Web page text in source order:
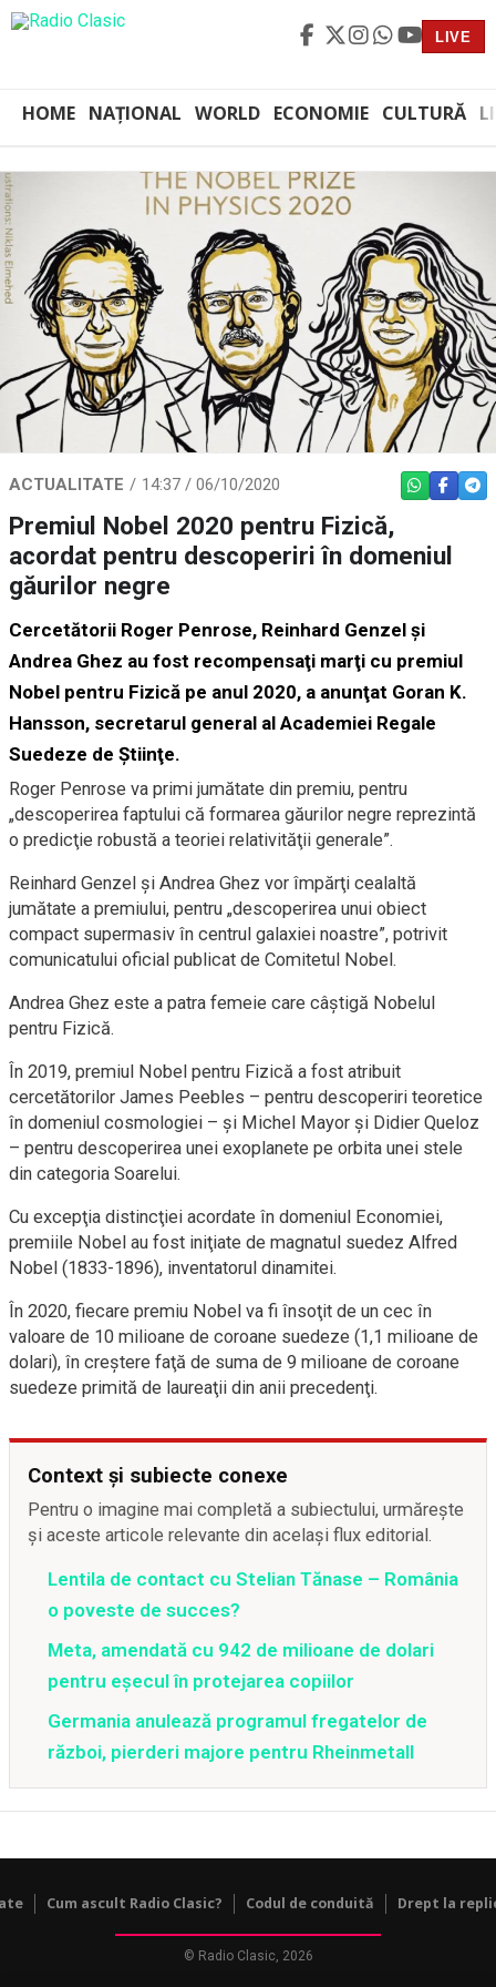
LIVE
HOME NAȚIONAL WORLD ECONOMIE CULTURĂ
ACTUALITATE 14:37 / 06/10/2020 WHATSAPP
Premiul Nobel 2020 pentru Fizică,
acordat pentru descoperiri în domeniul
găurilor negre
Cercetătorii Roger Penrose, Reinhard Genzel şi
Andrea Ghez au fost recompensaţi marţi cu premiul
Nobel pentru Fizică pe anul 2020, a anunţat Goran K.
Hansson, secretarul general al Academiei Regale
Suedeze de Ştiinţe.
Roger Penrose va primi jumătate din premiu, pentru
„descoperirea faptului că formarea găurilor negre reprezintă
o predicţie robustă a teoriei relativităţii generale”.
Reinhard Genzel şi Andrea Ghez vor împărţi cealaltă
jumătate a premiului, pentru „descoperirea unui obiect
compact supermasiv în centrul galaxiei noastre”, potrivit
comunicatului oficial publicat de Comitetul Nobel.
Andrea Ghez este a patra femeie care câștigă Nobelul
pentru Fizică.
În 2019, premiul Nobel pentru Fizică a fost atribuit
cercetătorilor James Peebles – pentru descoperiri teoretice
în domeniul cosmologiei – şi Michel Mayor şi Didier Queloz
– pentru descoperirea unei exoplanete pe orbita unei stele
din categoria Soarelui.
Cu excepţia distincţiei acordate în domeniul Economiei,
premiile Nobel au fost iniţiate de magnatul suedez Alfred
Nobel (1833-1896), inventatorul dinamitei.
În 2020, fiecare premiu Nobel va fi însoţit de un cec în
valoare de 10 milioane de coroane suedeze (1,1 milioane de
dolari), în creştere faţă de suma de 9 milioane de coroane
suedeze primită de laureaţii din anii precedenţi.
Context și subiecte conexe
Pentru o imagine mai completă a subiectului, urmărește
și aceste articole relevante din același flux editorial.
Lentila de contact cu Stelian Tănase – România
o poveste de succes?
Meta, amendată cu 942 de milioane de dolari
pentru eșecul în protejarea copiilor
Germania anulează programul fregatelor de
război, pierderi majore pentru Rheinmetall
Cum ascult Radio Clasic? Codul de conduită Drept la
© Radio Clasic, 2026